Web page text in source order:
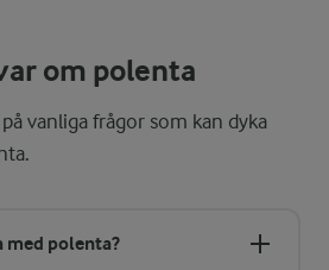
om polenta
vanliga frågor som kan dyka
med polenta?